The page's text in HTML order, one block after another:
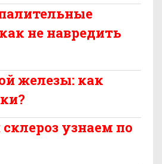
не навредить
железы: как
узнаем по